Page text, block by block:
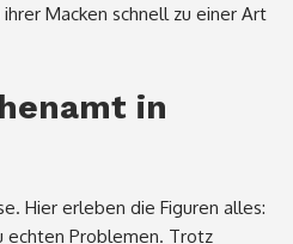
Macken schnell zu einer Art
in
Hier erleben die Figuren alles:
echten Problemen. Trotz